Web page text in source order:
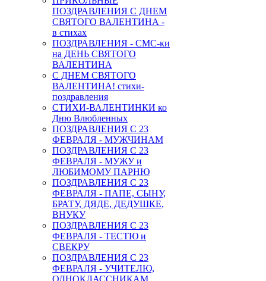
ПОЗДРАВЛЕНИЯ С ДНЕМ
СВЯТОГО ВАЛЕНТИНА -
в стихах
ПОЗДРАВЛЕНИЯ - СМС-ки
на ДЕНЬ СВЯТОГО
ВАЛЕНТИНА
С ДНЕМ СВЯТОГО
ВАЛЕНТИНА! стихи-
поздравления
СТИХИ-ВАЛЕНТИНКИ ко
Дню Влюбленных
ПОЗДРАВЛЕНИЯ С 23
ФЕВРАЛЯ - МУЖЧИНАМ
ПОЗДРАВЛЕНИЯ С 23
ФЕВРАЛЯ - МУЖУ и
ЛЮБИМОМУ ПАРНЮ
ПОЗДРАВЛЕНИЯ С 23
ФЕВРАЛЯ - ПАПЕ, СЫНУ,
БРАТУ, ДЯДЕ, ДЕДУШКЕ,
ВНУКУ
ПОЗДРАВЛЕНИЯ С 23
ФЕВРАЛЯ - ТЕСТЮ и
СВЕКРУ
ПОЗДРАВЛЕНИЯ С 23
ФЕВРАЛЯ - УЧИТЕЛЮ,
ОДНОКЛАССНИКАМ,